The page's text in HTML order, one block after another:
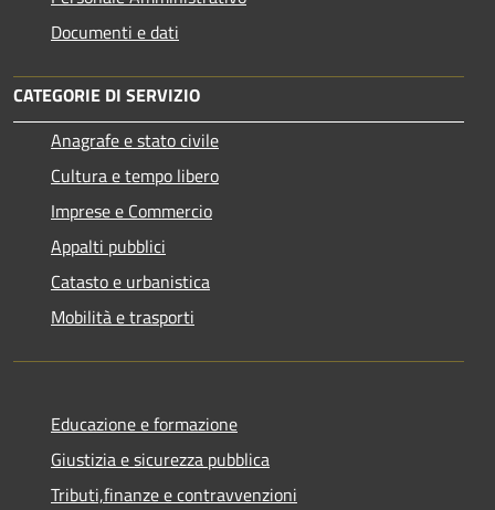
Documenti e dati
CATEGORIE DI SERVIZIO
Anagrafe e stato civile
Cultura e tempo libero
Imprese e Commercio
Appalti pubblici
Catasto e urbanistica
Mobilità e trasporti
Educazione e formazione
Giustizia e sicurezza pubblica
Tributi,finanze e contravvenzioni